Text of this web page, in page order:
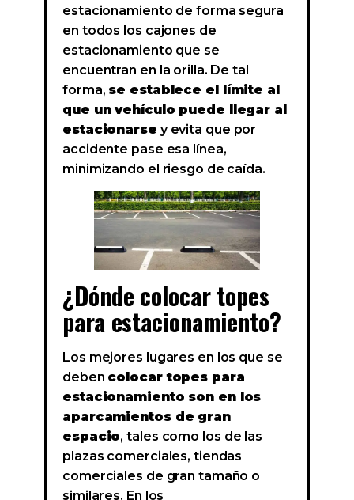
estacionamiento de forma segura
en todos los cajones de
estacionamiento que se
encuentran en la orilla. De tal
forma, se establece el límite al
que un vehículo puede llegar al
estacionarse y evita que por
accidente pase esa línea,
minimizando el riesgo de caída.
¿Dónde colocar topes
para estacionamiento?
Los mejores lugares en los que se
deben colocar topes para
estacionamiento son en los
aparcamientos de gran
espacio, tales como los de las
plazas comerciales, tiendas
comerciales de gran tamaño o
similares. En los